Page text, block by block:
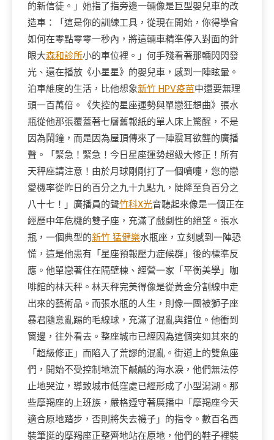
的新信徒。」她指了指旁邊一輛像是巨型嬰兒車的改
造車：「這是你的訓練工具，從現在開始，你得學會
如何在零點零零一秒內，將這輛車精準停入對面的針
眼大森和診所小的車位裡。」何手殘看著那輛閃閃發
光、還在播放《小星星》的嬰兒車，感到一陣眩暈。
泊車維度的生活，比他想象新竹 HPV疫苗中還要無理
頭一百萬倍。《失控的星座運勢與單戀狂想曲》張水
瓶從他那張覆蓋著七層舊報紙的單人床上驚醒，不是
因為鬧鐘，而是因為屋頂傳來了一陣震耳欲聾的廣播
聲。「緊急！緊急！今日星座運勢超級大修正！所有
天秤座請注意！由於月球剛剛打了一個噴嚏，您的戀
愛機率從昨日的百分之九十九點九，陡降至負百分之
八十七！」廣播員的聲竹科X光音聽起來像是一個正在
經歷中年危機的雙子座，充滿了戲劇性的絕望。張水
瓶，一個典型的新竹 猛健樂水瓶座，立刻感到一陣恐
慌，這是他患有「星座預報壓力症候群」後的標準反
應。他單戀著住在隔壁棟、經營一家「平衡美學」咖
啡館的林天秤。林天秤完美得像是從黃金分割線中走
出來的藝術品。而張水瓶的人生，則像一團被獅子座
暴君隨意亂踢的毛線球，充滿了混亂與錯位。他衝到
窗邊，往外看去。整座城市已經因為這個突如其來的
「超級修正」而陷入了荒謬的混亂。街道上的雙魚座
們，開始不受控制地流下鹹鹹的海水淚，他們無法停
止地哭泣，導致城市低窪處已經形成了小型潟湖。那
些摩羯座的上班族，嚴格遵守著廣播中「摩羯座今天
適合原地踏步，否則將失去襪子」的指令。數百名西
裝筆挺的摩羯座正整齊地站在原地，他們的鞋子裡裝